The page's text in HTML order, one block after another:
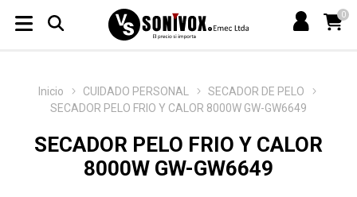
0
Inicio CUIDADO PERSONAL
SECADOR DE PELO
SECADOR PELO FRIO Y CALOR 8000W GW-GW6649
SECADOR PELO FRIO Y CALOR
8000W GW-GW6649